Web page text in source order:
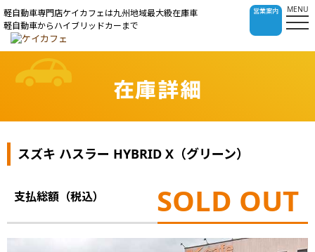
軽自動車専門店ケイカフェは九州地域最大級在庫車
軽自動車からハイブリッドカーまで
営業案内 MENU
在庫詳細
スズキ ハスラー HYBRID X（グリーン）
支払総額（税込） SOLD OUT